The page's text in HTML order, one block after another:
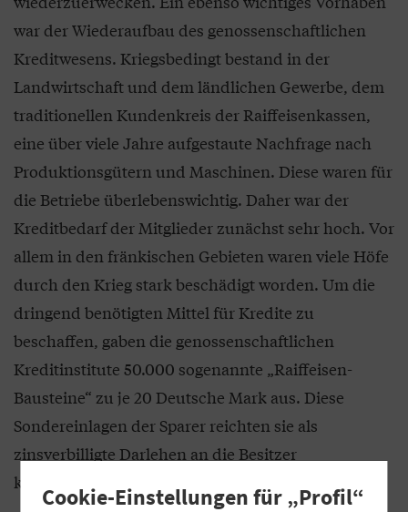
war der Wiederaufbau des genossenschaftlichen
Kreditwesens. Kriegsbedingt bestand in der
Landwirtschaft und dem ländlichen Gewerbe, dem
traditionellen Kundenkreis der Raiffeisenkassen,
eine über viele Jahre aufgestaute Nachfrage nach
Produktionsgütern und Maschinen. Diese waren für
die Betriebe überlebenswichtig. Daher war der
Kreditbedarf der Mitglieder zunächst sehr hoch. Vor
allem in den fränkischen Gebieten waren viele Höfe
durch den Krieg stark beschädigt worden. Um die
dringend benötigten Mittel für Kredite zu
beschaffen, gaben die genossenschaftlichen
Kreditinstitute 50.000 sogenannte „Raiffeisen-
Bausteine“ zu je 20 Deutsche Mark aus. Diese
Sondereinlagen der Sparer reichten sie als
zinsverbilligte Darlehen an die Besitzer
kriegsbeschädigter Anwesen weiter.
Cookie-Einstellungen für „Profil“